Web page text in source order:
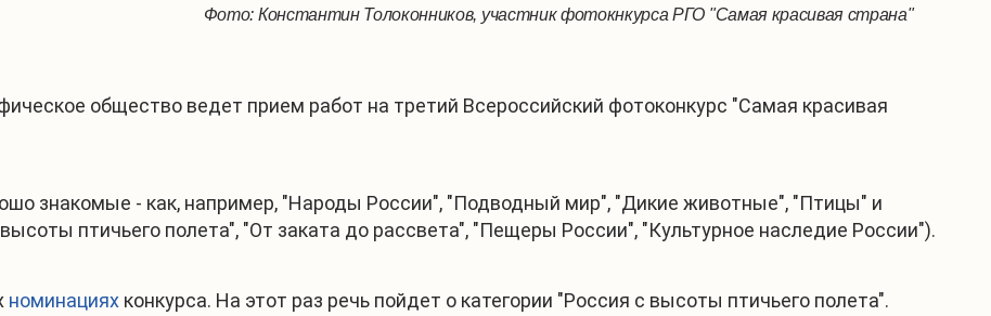
Фото: Константин Толоконников, участник фотокнкурса РГО "Самая красивая страна"
общество ведет прием работ на третий Всероссийский фотоконкурс "Самая красивая
знакомые - как, например, "Народы России", "Подводный мир", "Дикие животные", "Птицы" и
птичьего полета", "От заката до рассвета", "Пещеры России", "Культурное наследие России").
номинациях конкурса. На этот раз речь пойдет о категории "Россия с высоты птичьего полета".